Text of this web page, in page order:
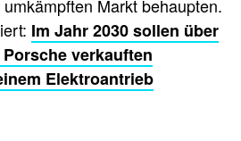
Markt behaupten.
Im Jahr 2030 sollen über
verkauften
Elektroantrieb